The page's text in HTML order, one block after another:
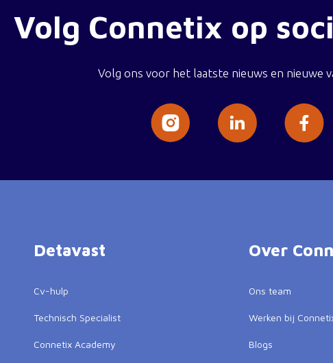
Volg Connetix op
Volg ons voor het laatste nieuws en nieuwe
Detavast
Cv-hulp
Technisch Specialist
Connetix Academy
Over
Ons team
Werken bij
Blogs